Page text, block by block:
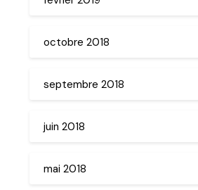
octobre 2018
septembre 2018
juin 2018
mai 2018